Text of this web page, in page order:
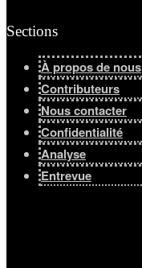
Sections
À propos de nous
Contributeurs
Nous contacter
Confidentialité
Analyse
Entrevue